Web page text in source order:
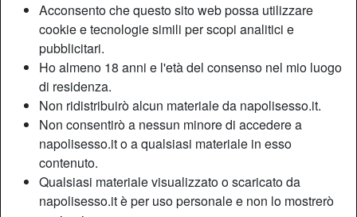
Acconsento che questo sito web possa utilizzare
cookie e tecnologie simili per scopi analitici e
pubblicitari.
Ho almeno 18 anni e l'età del consenso nel mio luogo
di residenza.
Non ridistribuirò alcun materiale da napolisesso.it.
Non consentirò a nessun minore di accedere a
napolisesso.it o a qualsiasi materiale in esso
contenuto.
Qualsiasi materiale visualizzato o scaricato da
napolisesso.it è per uso personale e non lo mostrerò
Età:
46
Paese:
Italia
Provincia:
Sesso:
Sessualità:
Etero
Relazione:
Single
Colore dei capelli:
Scuro
Depilata:
Fumatrice:
A volte